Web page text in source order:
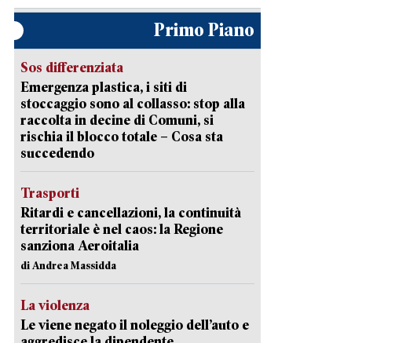
Primo Piano
Sos differenziata
Emergenza plastica, i siti di
stoccaggio sono al collasso: stop alla
raccolta in decine di Comuni, si
rischia il blocco totale – Cosa sta
succedendo
Trasporti
Ritardi e cancellazioni, la continuità
territoriale è nel caos: la Regione
sanziona Aeroitalia
di Andrea Massidda
La violenza
Le viene negato il noleggio dell’auto e